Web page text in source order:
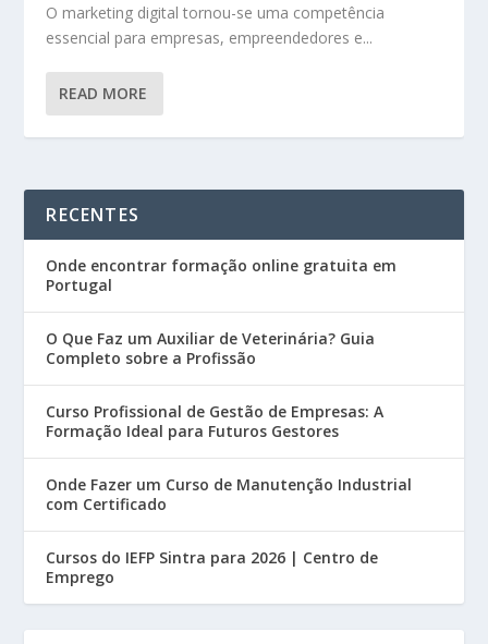
O marketing digital tornou-se uma competência
essencial para empresas, empreendedores e...
READ MORE
RECENTES
Onde encontrar formação online gratuita em
Portugal
O Que Faz um Auxiliar de Veterinária? Guia
Completo sobre a Profissão
Curso Profissional de Gestão de Empresas: A
Formação Ideal para Futuros Gestores
Onde Fazer um Curso de Manutenção Industrial
com Certificado
Cursos do IEFP Sintra para 2026 | Centro de
Emprego